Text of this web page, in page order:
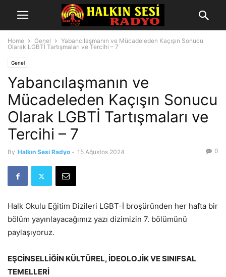
Home Genel
Yabancılaşmanın ve Mücadeleden Kaçışın Sonucu
Olarak LGBTİ Tartışmaları ve Tercihi – 7
Genel
Yabancılaşmanın ve
Mücadeleden Kaçışın Sonucu
Olarak LGBTİ Tartışmaları ve
Tercihi – 7
By Halkın Sesi Radyo - 15 Ağustos 2024 0
Halk Okulu Eğitim Dizileri LGBT-İ broşüründen her hafta bir
bölüm yayınlayacağımız yazı dizimizin 7. bölümünü
paylaşıyoruz.
EŞCİNSELLİĞİN KÜLTÜREL, İDEOLOJİK VE SINIFSAL
TEMELLERİ